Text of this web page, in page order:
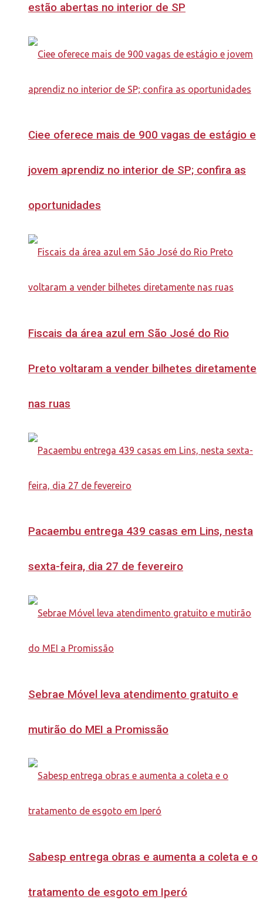
estão abertas no interior de SP
Ciee oferece mais de 900 vagas de estágio e
jovem aprendiz no interior de SP; confira as
oportunidades
Fiscais da área azul em São José do Rio
Preto voltaram a vender bilhetes diretamente
nas ruas
Pacaembu entrega 439 casas em Lins, nesta
sexta-feira, dia 27 de fevereiro
Sebrae Móvel leva atendimento gratuito e
mutirão do MEI a Promissão
Sabesp entrega obras e aumenta a coleta e o
tratamento de esgoto em Iperó